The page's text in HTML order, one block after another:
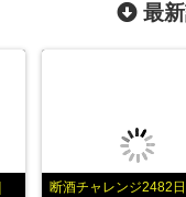
最
断酒チャレンジ2482